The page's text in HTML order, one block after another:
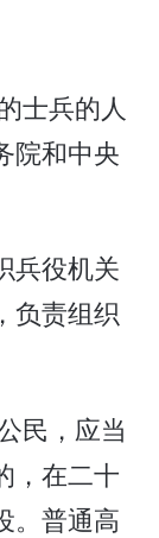
士兵的人
院和中央
兵役机关
负责组织
民，应当
，在二十
。普通高